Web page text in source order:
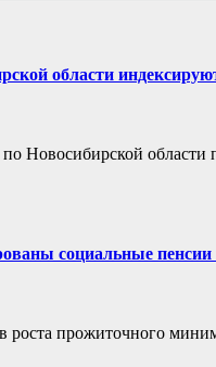
области
Новосибирской области
социальные
роста прожиточного